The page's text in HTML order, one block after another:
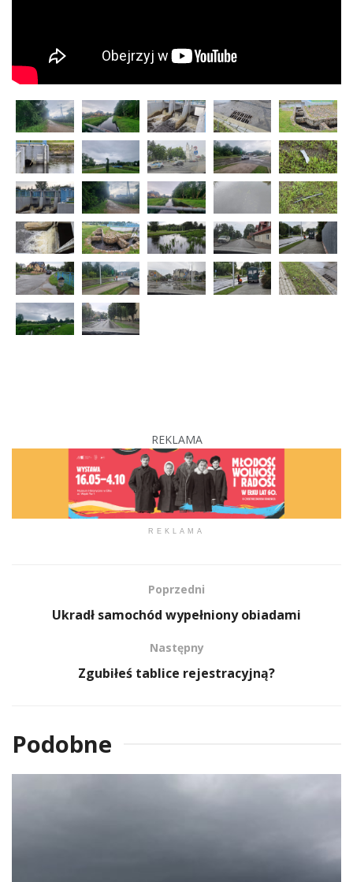
REKLAMA
REKLAMA
Poprzedni
Ukradł samochód wypełniony obiadami
Następny
Zgubiłeś tablice rejestracyjną?
Podobne